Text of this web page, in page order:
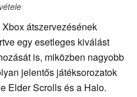
átszervezésének
egy esetleges kiválást
is, miközben nagyobb
jelentős játéksorozatok
Elder Scrolls és a Halo.